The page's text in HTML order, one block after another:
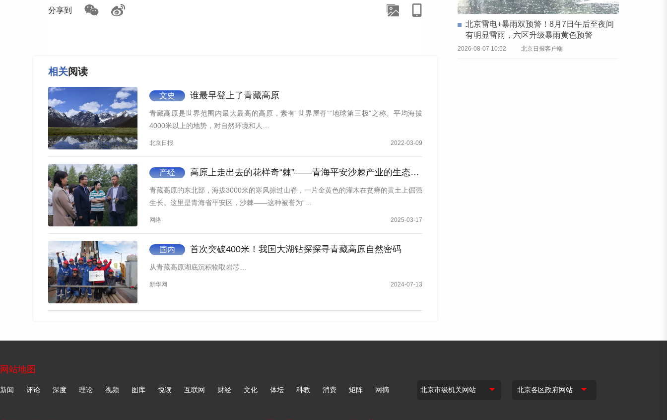
这是2026年3月10日在青海省果洛藏族自治州玛多县境内拍摄的扎陵湖一角（无人机照片）。新华社记者 李占轶 摄
青海湖的生态保护实践，是青海全省筑牢生态安全屏障的生动缩影，“高原蓝、江河清、草原绿”正成为
常态。
“目前，青海省正在积极推进自然保护地整合优化工作，不断夯实高原生态本底，生物多样性保护成效
越来越亮眼。”青海省林业和草原局副局长侯天民表示。
更多热点速报、权威资讯、深度分析尽在北京日报App
来源：新华网
如遇作品内容、版权等问题，请在相关文章刊发之日起30日内与本网联系。版权侵权联系电话：010-85202353
分享到
相关阅读
文史 谁最早登上了青藏高原
青藏高原是世界范围内最大最高的高原，素有“世界屋脊”“地球第三极”之称。平均海拔
4000米以上的地势，对自然环境和人…
北京日报 2022-03-09
产经 高原上走出去的花样奇“棘”——青海平安沙棘产业的生态与财富“绿色”密码
青藏高原的东北部，海拔3000米的寒风掠过山脊，一片金黄色的灌木在贫瘠的黄土上倔强
生长。这里是青海省平安区，沙棘——这种被誉为“…
网络 2025-03-17
国内 首次突破400米！我国大湖钻探探寻青藏高原自然密码
从青藏高原湖底沉积物取岩芯…
新华网 2024-07-13
北京雷电+暴雨双预警！8月7日午后至夜间
有明显雷雨，六区升级暴雨黄色预警
2026-08-07 10:52 北京日报客户端
网站地图
新闻 评论 深度 理论 视频 图库 悦读 互联网 财经 文化 体坛 科教 消费 矩阵 网摘